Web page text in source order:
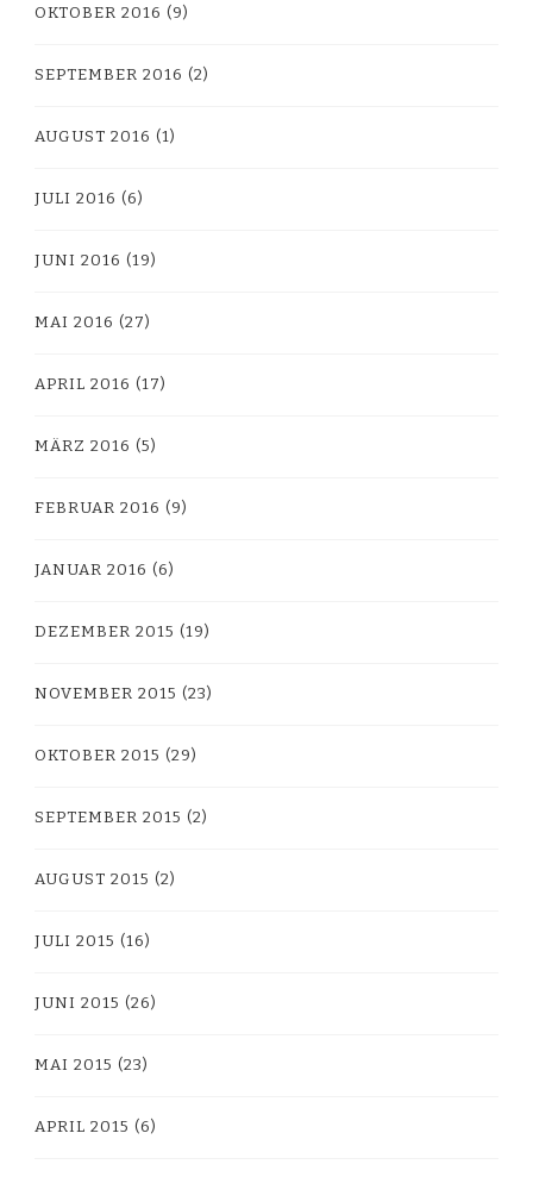
OKTOBER 2016 (9)
SEPTEMBER 2016 (2)
AUGUST 2016 (1)
JULI 2016 (6)
JUNI 2016 (19)
MAI 2016 (27)
APRIL 2016 (17)
MÄRZ 2016 (5)
FEBRUAR 2016 (9)
JANUAR 2016 (6)
DEZEMBER 2015 (19)
NOVEMBER 2015 (23)
OKTOBER 2015 (29)
SEPTEMBER 2015 (2)
AUGUST 2015 (2)
JULI 2015 (16)
JUNI 2015 (26)
MAI 2015 (23)
APRIL 2015 (6)